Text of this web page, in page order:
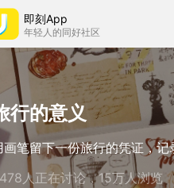
即刻App
年轻人的同好社区
行的意义
画笔留下一份旅行的凭证，
人正在讨论，15万人浏览